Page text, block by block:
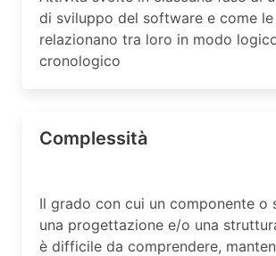
di sviluppo del software e come
relazionano tra loro in modo
cronologico
Complessità
Il grado con cui un componente o
una progettazione e/o una
è difficile da comprendere,